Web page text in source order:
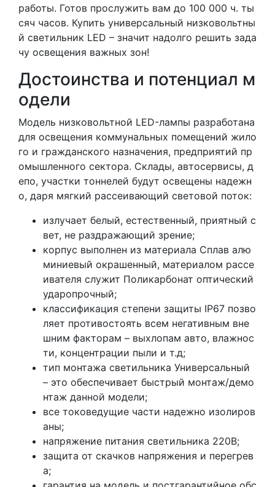
работы. Готов прослужить вам до 100 000 ч. ты
сяч часов. Купить универсальный низковольтны
й светильник LED – значит надолго решить зада
чу освещения важных зон!
Достоинства и потенциал м
одели
Модель низковольтной LED-лампы разработана
для освещения коммунальных помещений жило
го и гражданского назначения, предприятий пр
омышленного сектора. Склады, автосервисы, д
епо, участки тоннелей будут освещены надежн
о, даря мягкий рассеивающий световой поток:
излучает белый, естественный, приятный с
вет, не раздражающий зрение;
корпус выполнен из материала Сплав алю
миниевый окрашенный, материалом рассе
ивателя служит Поликарбонат оптический
ударопрочный;
классификация степени защиты IP67 позво
ляет противостоять всем негативным вне
шним факторам – выхлопам авто, влажнос
ти, концентрации пыли и т.д;
тип монтажа светильника Универсальный
– это обеспечивает быстрый монтаж/демо
нтаж данной модели;
все токоведущие части надежно изолиров
аны;
напряжение питания светильника 220В;
защита от скачков напряжения и перегрев
а;